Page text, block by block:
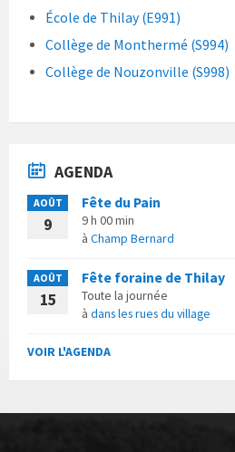
École de Thilay (E991)
Collège de Monthermé (S994)
Collège de Nouzonville (S998)
AGENDA
AOÛT
9
Fête du Pain
9 h 00 min
à Champ Bernard
AOÛT
15
Fête foraine de Thilay
Toute la journée
à dans les rues du village
VOIR L'AGENDA